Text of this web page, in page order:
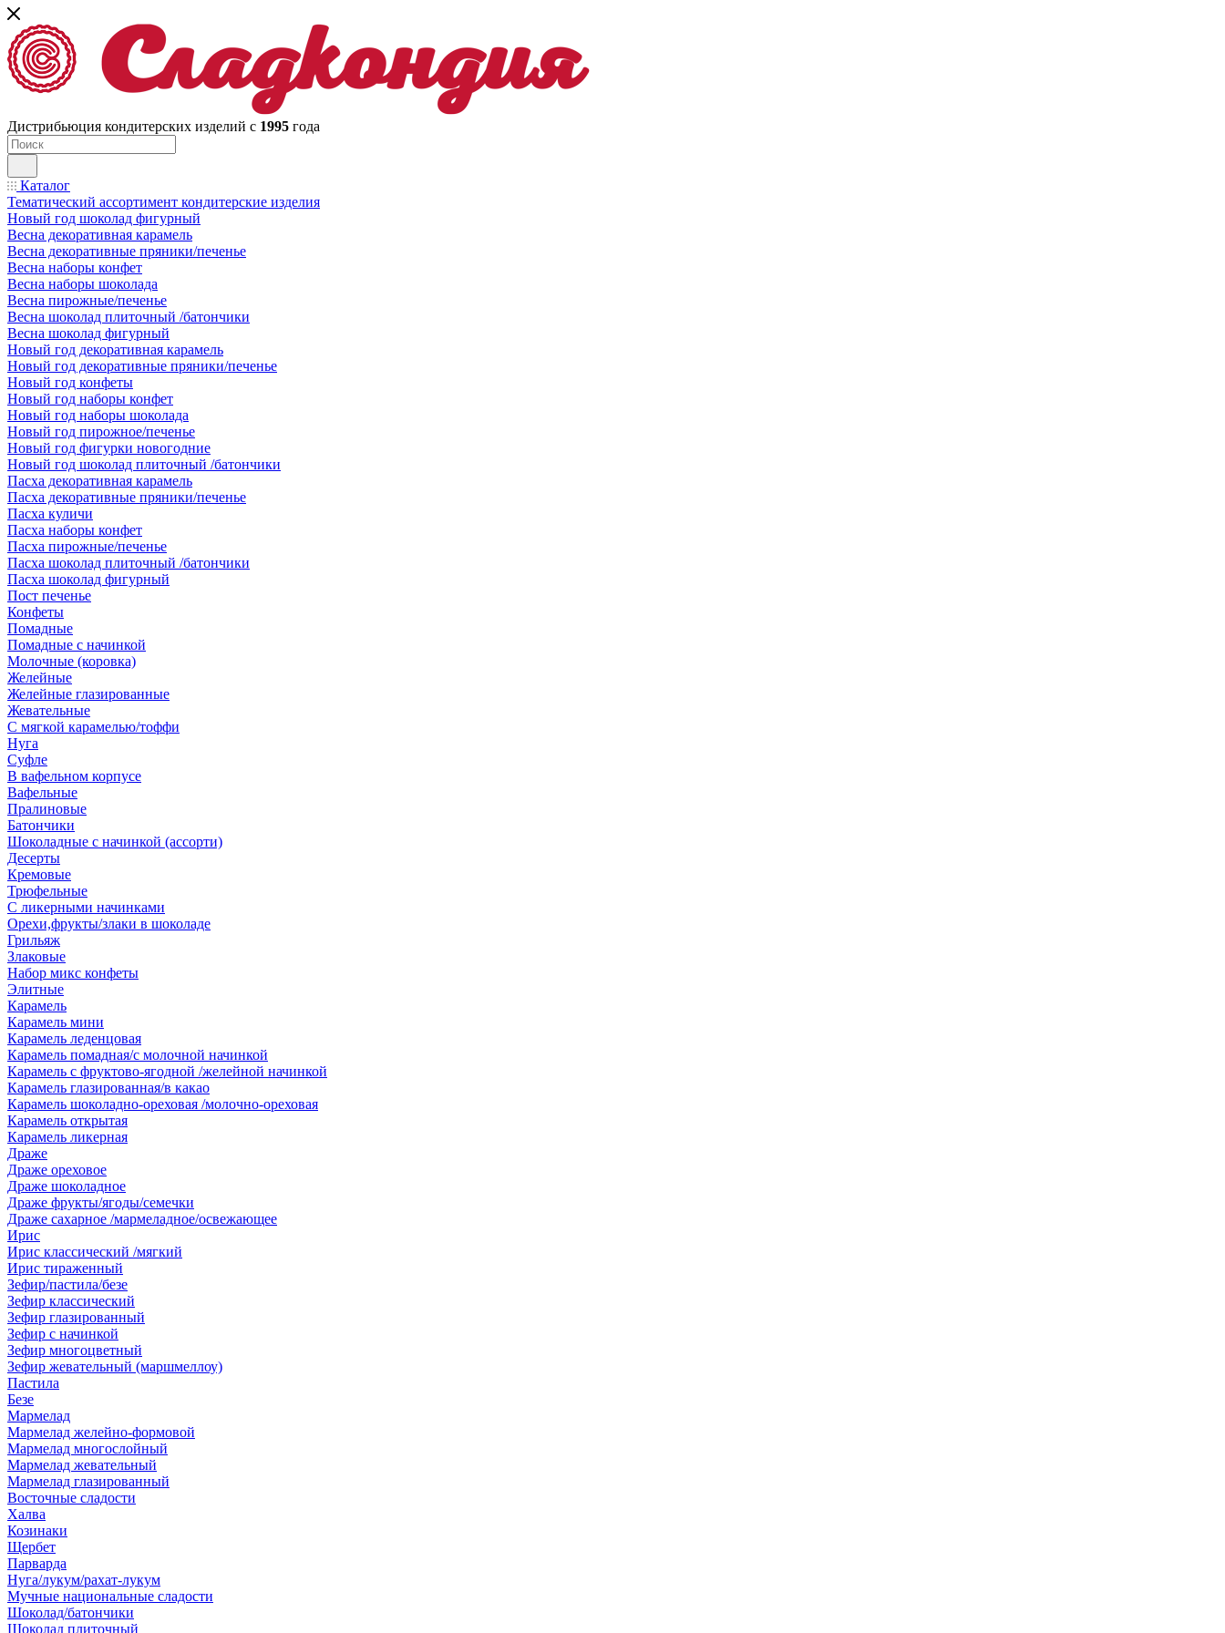
Дистрибьюция кондитерских изделий с 1995 года
Каталог
Тематический ассортимент кондитерские изделия
Новый год шоколад фигурный
Весна декоративная карамель
Весна декоративные пряники/печенье
Весна наборы конфет
Весна наборы шоколада
Весна пирожные/печенье
Весна шоколад плиточный /батончики
Весна шоколад фигурный
Новый год декоративная карамель
Новый год декоративные пряники/печенье
Новый год конфеты
Новый год наборы конфет
Новый год наборы шоколада
Новый год пирожное/печенье
Новый год фигурки новогодние
Новый год шоколад плиточный /батончики
Пасха декоративная карамель
Пасха декоративные пряники/печенье
Пасха куличи
Пасха наборы конфет
Пасха пирожные/печенье
Пасха шоколад плиточный /батончики
Пасха шоколад фигурный
Пост печенье
Конфеты
Помадные
Помадные с начинкой
Молочные (коровка)
Желейные
Желейные глазированные
Жевательные
С мягкой карамелью/тоффи
Нуга
Суфле
В вафельном корпусе
Вафельные
Пралиновые
Батончики
Шоколадные с начинкой (ассорти)
Десерты
Кремовые
Трюфельные
С ликерными начинками
Орехи,фрукты/злаки в шоколаде
Грильяж
Злаковые
Набор микс конфеты
Элитные
Карамель
Карамель мини
Карамель леденцовая
Карамель помадная/с молочной начинкой
Карамель с фруктово-ягодной /желейной начинкой
Карамель глазированная/в какао
Карамель шоколадно-ореховая /молочно-ореховая
Карамель открытая
Карамель ликерная
Драже
Драже ореховое
Драже шоколадное
Драже фрукты/ягоды/семечки
Драже сахарное /мармеладное/освежающее
Ирис
Ирис классический /мягкий
Ирис тираженный
Зефир/пастила/безе
Зефир классический
Зефир глазированный
Зефир с начинкой
Зефир многоцветный
Зефир жевательный (маршмеллоу)
Пастила
Безе
Мармелад
Мармелад желейно-формовой
Мармелад многослойный
Мармелад жевательный
Мармелад глазированный
Восточные сладости
Халва
Козинаки
Щербет
Парварда
Нуга/лукум/рахат-лукум
Мучные национальные сладости
Шоколад/батончики
Шоколад плиточный